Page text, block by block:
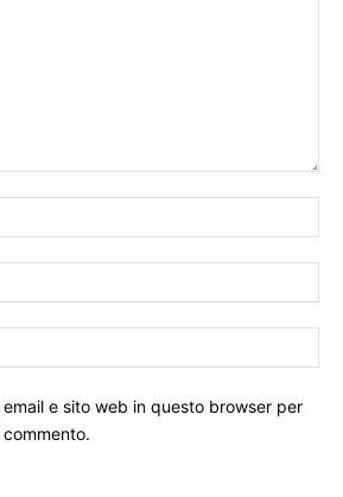
email e sito web in questo browser per